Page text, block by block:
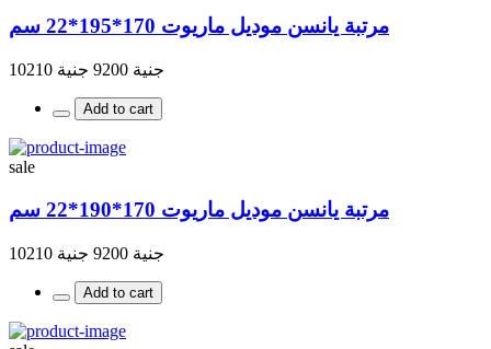
مرتبة يانسن موديل ماريوت 170*195*22 سم
جنية 9200 جنية 10210
Add to cart
sale
مرتبة يانسن موديل ماريوت 170*190*22 سم
جنية 9200 جنية 10210
Add to cart